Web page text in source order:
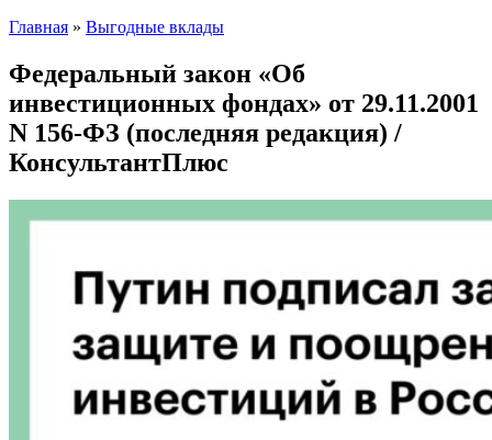
Главная » Выгодные вклады
Федеральный закон «Об
инвестиционных фондах» от 29.11.2001
N 156-ФЗ (последняя редакция) /
КонсультантПлюс